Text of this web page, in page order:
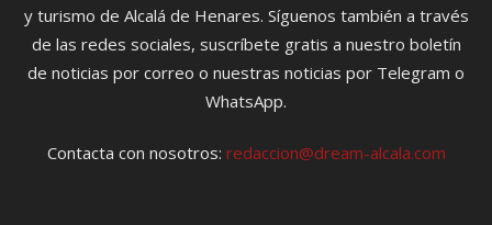
y turismo de Alcalá de Henares. Síguenos también a través
de las redes sociales, suscríbete gratis a nuestro boletín
de noticias por correo o nuestras noticias por Telegram o
WhatsApp.
Contacta con nosotros: redaccion@dream-alcala.com